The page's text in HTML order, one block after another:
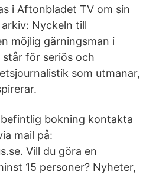
i Aftonbladet TV om sin
Nyckeln till
möjlig gärningsman i
står för seriös och
som utmanar,
bokning kontakta
mail på:
Vill du göra en
15 personer? Nyheter,